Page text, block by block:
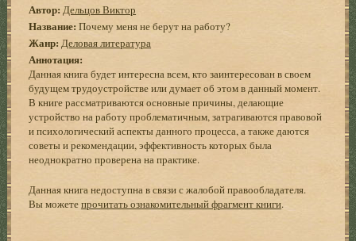
Автор: Дельцов Виктор
Название: Почему меня не берут на работу?
Жанр: Деловая литература
Аннотация:
Данная книга будет интересна всем, кто заинтересован в своем
будущем трудоустройстве или думает об этом в данный момент.
В книге рассматриваются основные причины, делающие
устройство на работу проблематичным, затрагиваются правовой
и психологический аспекты данного процесса, а также даются
советы и рекомендации, эффективность которых была
неоднократно проверена на практике.
Данная книга недоступна в связи с жалобой правообладателя.
Вы можетепрочитать ознакомительный фрагмент книги.